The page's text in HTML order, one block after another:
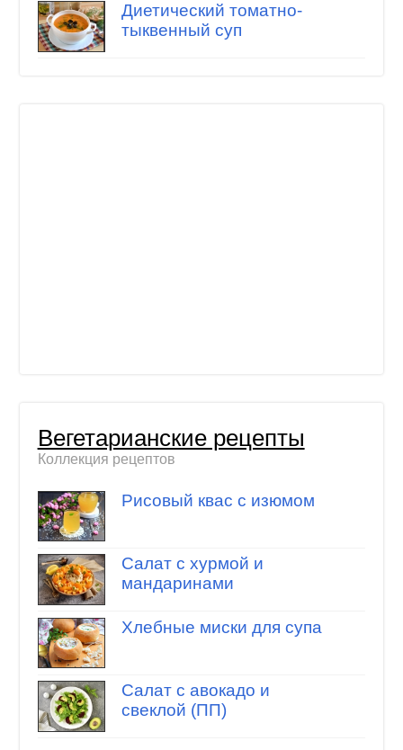
Диетический томатно-
тыквенный суп
Вегетарианские рецепты
Коллекция рецептов
Рисовый квас с изюмом
Салат с хурмой и
мандаринами
Хлебные миски для супа
Салат с авокадо и
свеклой (ПП)